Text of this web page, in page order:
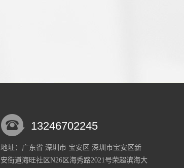
13246702245
地址：广东省 深圳市 宝安区 深圳市宝安区新
安街道海旺社区N26区海秀路2021号荣超滨海大